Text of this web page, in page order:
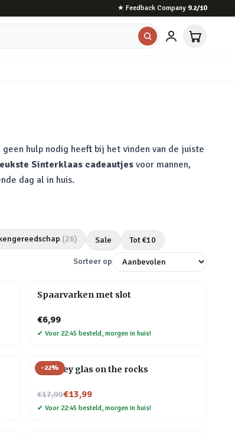
★ Feedback Company 9.2/10
hulp nodig heeft bij het vinden van de juiste
Sinterklaas cadeautjes voor mannen,
dag al in huis.
(26) Sale Tot €10
Sorteer op
Spaarvarken met slot
€6,99
✔ Voor 22:45 besteld, morgen in huis!
-22%
Whiskey glas on the rocks
€17,99
Nu voor€13,99
✔ Voor 22:45 besteld, morgen in huis!